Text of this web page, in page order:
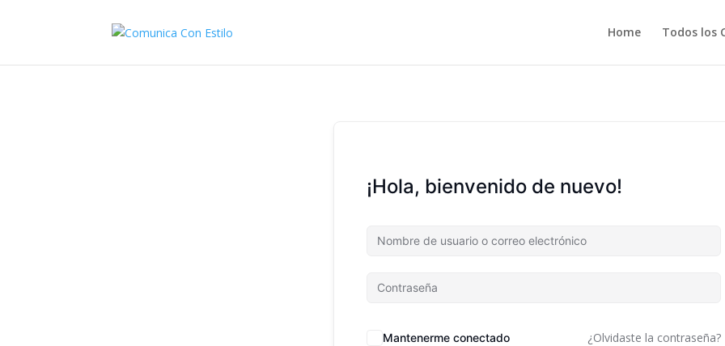
Home Todos los
¡Hola, bienvenido de nuevo!
Mantenerme conectado ¿Olvidaste la contraseña?